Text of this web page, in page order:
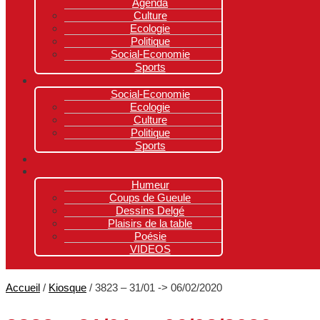
Agenda
Culture
Ecologie
Politique
Social-Economie
Sports
Social-Economie
Ecologie
Culture
Politique
Sports
Humeur
Coups de Gueule
Dessins Delgé
Plaisirs de la table
Poésie
VIDEOS
Accueil / Kiosque / 3823 – 31/01 -> 06/02/2020